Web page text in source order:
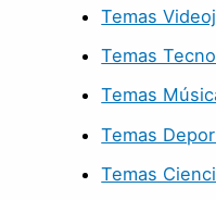
Temas
Temas
Temas
Temas
Temas